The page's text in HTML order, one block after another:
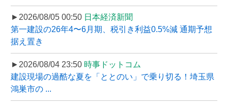
►2026/08/05 00:50 日本経済新聞
第一建設の26年4〜6月期、税引き利益0.5%減 通期予想
据え置き
►2026/08/04 23:50 時事ドットコム
建設現場の過酷な夏を「ととのい」で乗り切る！埼玉県
鴻巣市の ...